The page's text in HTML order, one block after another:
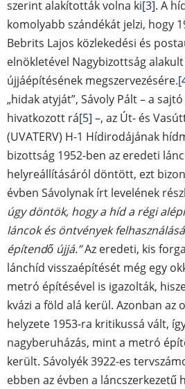
szerint alakították volna ki[3]. A
komolyabb szándékát jelzi, hogy
Bebrits Lajos közlekedési és
elnökletével Nagybizottság
újjáépítésének megszervezésére.
„hidak atyját”, Sávoly Pált – a
hivatkozott rá[5] –, az Út- és
(UVATERV) H-1 Hídirodájának
bizottság 1952-ben az eredeti
helyreállításáról döntött, ezt
évben Sávolynak írt levelének
úgy döntök, hogy a híd a régi
láncok és öntvények
építendő újjá.”Az eredeti, kis
lánchíd visszaépítését még egy
metró építésével is igazolták,
kvázi a föld alá kerül. Azonban az
helyzete 1953-ra kritikussá vált,
nagyberuházás, mint a metró
került. Sávolyék 3922-es
ebben az évben a láncszerkezetű